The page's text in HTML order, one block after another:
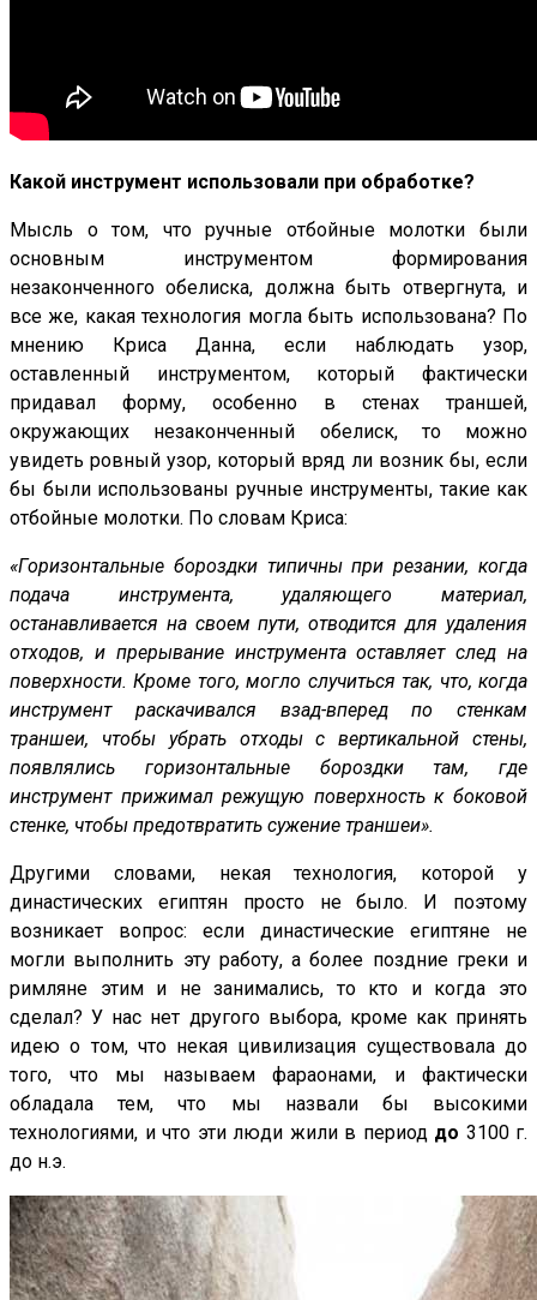
Какой инструмент использовали при обработке?
Мысль о том, что ручные отбойные молотки были
основным инструментом формирования
незаконченного обелиска, должна быть отвергнута, и
все же, какая технология могла быть использована? По
мнению Криса Данна, если наблюдать узор,
оставленный инструментом, который фактически
придавал форму, особенно в стенах траншей,
окружающих незаконченный обелиск, то можно
увидеть ровный узор, который вряд ли возник бы, если
бы были использованы ручные инструменты, такие как
отбойные молотки. По словам Криса:
«Горизонтальные бороздки типичны при резании, когда
подача инструмента, удаляющего материал,
останавливается на своем пути, отводится для удаления
отходов, и прерывание инструмента оставляет след на
поверхности. Кроме того, могло случиться так, что, когда
инструмент раскачивался взад-вперед по стенкам
траншеи, чтобы убрать отходы с вертикальной стены,
появлялись горизонтальные бороздки там, где
инструмент прижимал режущую поверхность к боковой
стенке, чтобы предотвратить сужение траншеи».
Другими словами, некая технология, которой у
династических египтян просто не было. И поэтому
возникает вопрос: если династические египтяне не
могли выполнить эту работу, а более поздние греки и
римляне этим и не занимались, то кто и когда это
сделал? У нас нет другого выбора, кроме как принять
идею о том, что некая цивилизация существовала до
того, что мы называем фараонами, и фактически
обладала тем, что мы назвали бы высокими
технологиями, и что эти люди жили в период до 3100 г.
до н.э.